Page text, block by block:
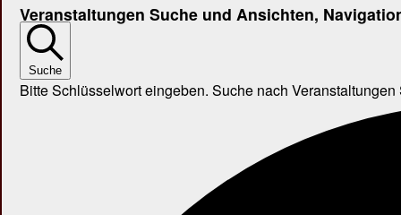
Veranstaltungen Suche und Ansichten,
Suche
Bitte Schlüsselwort eingeben. Suche nach